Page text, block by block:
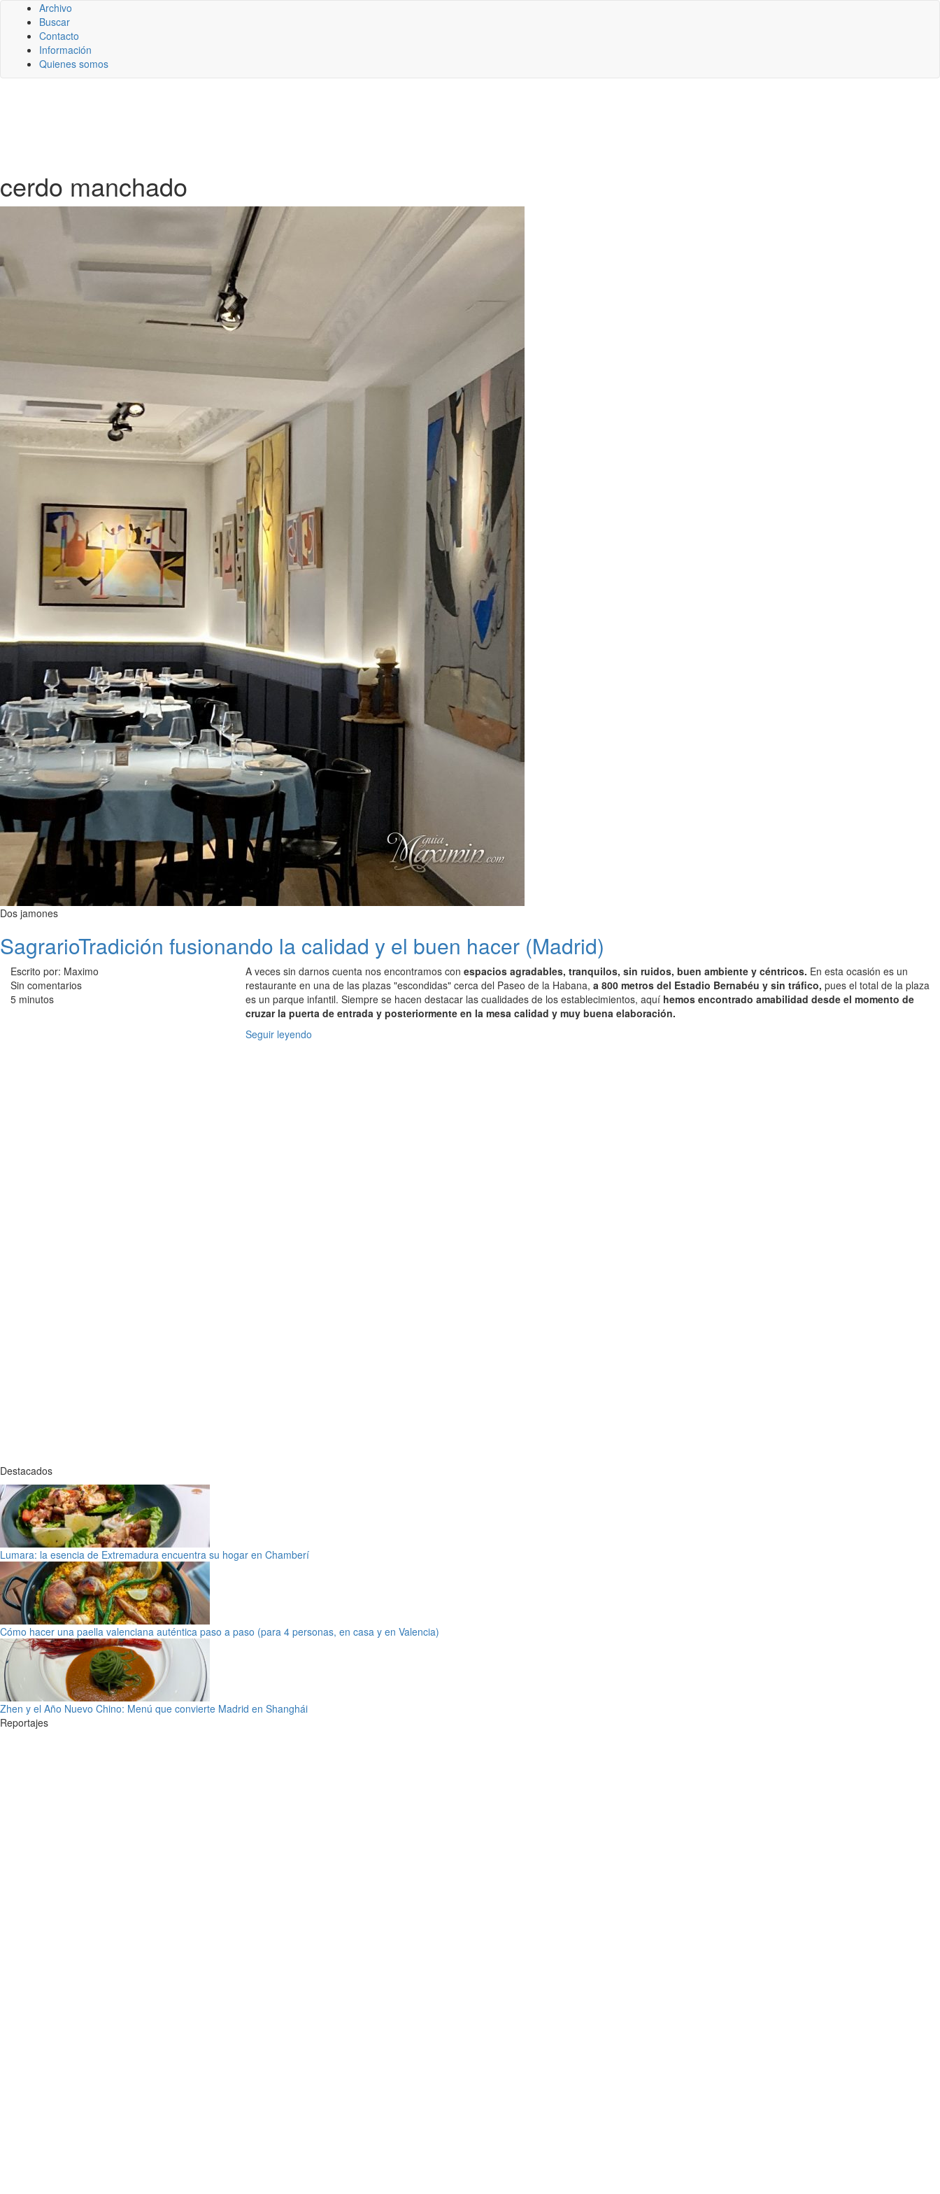
Archivo
Buscar
Contacto
Información
Quienes somos
cerdo manchado
Dos jamones
SagrarioTradición fusionando la calidad y el buen hacer (Madrid)
Escrito por: Maximo
Sin comentarios
5 minutos
A veces sin darnos cuenta nos encontramos con espacios agradables, tranquilos, sin ruidos, buen ambiente y céntricos. En esta ocasión es un
restaurante en una de las plazas "escondidas" cerca del Paseo de la Habana, a 800 metros del Estadio Bernabéu y sin tráfico, pues el total de la plaza
es un parque infantil. Siempre se hacen destacar las cualidades de los establecimientos, aquí hemos encontrado amabilidad desde el momento de
cruzar la puerta de entrada y posteriormente en la mesa calidad y muy buena elaboración.
Seguir leyendo
Destacados
Lumara: la esencia de Extremadura encuentra su hogar en Chamberí
Cómo hacer una paella valenciana auténtica paso a paso (para 4 personas, en casa y en Valencia)
Zhen y el Año Nuevo Chino: Menú que convierte Madrid en Shanghái
Reportajes